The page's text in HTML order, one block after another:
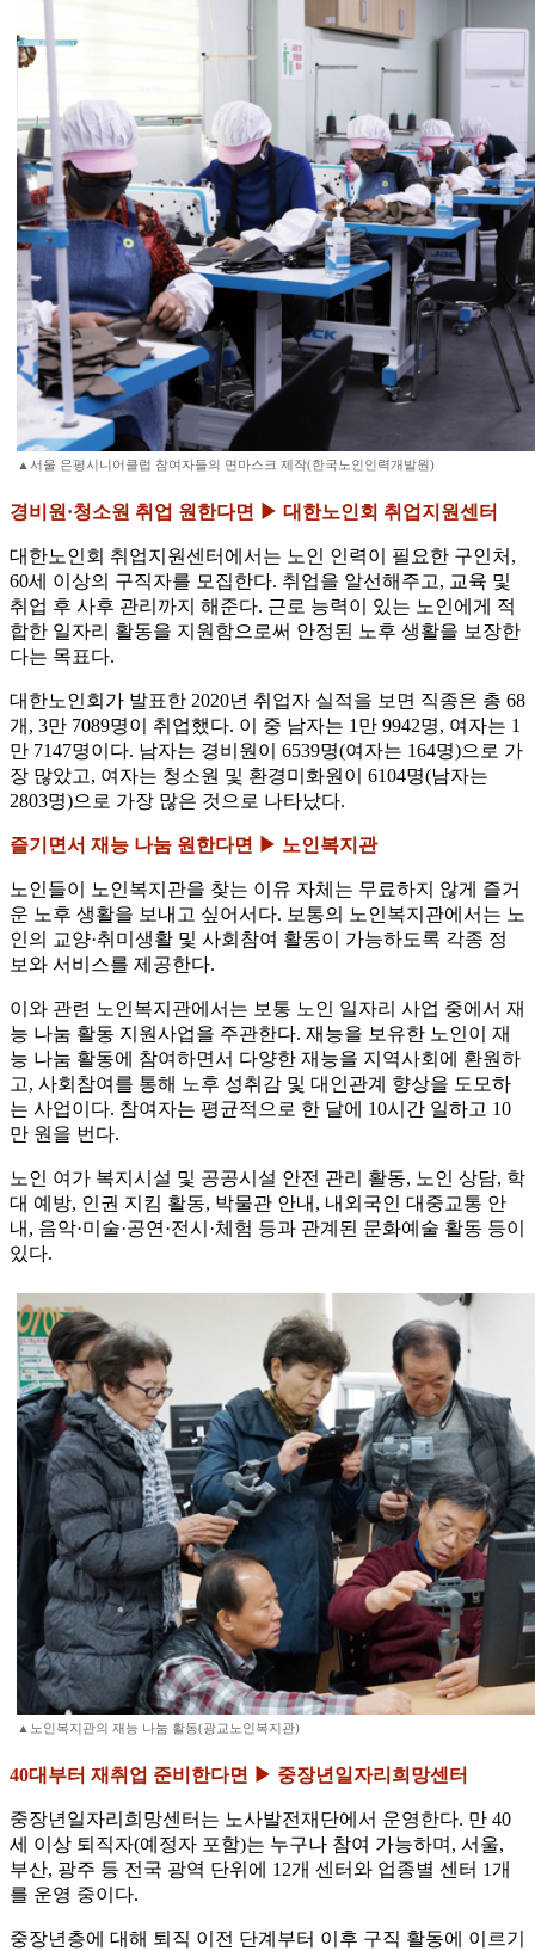
▲서울 은평시니어클럽 참여자들의 면마스크 제작(한국노인인력개발원)
경비원·청소원 취업 원한다면 ▶ 대한노인회 취업지원센터
대한노인회 취업지원센터에서는 노인 인력이 필요한 구인처,
60세 이상의 구직자를 모집한다. 취업을 알선해주고, 교육 및
취업 후 사후 관리까지 해준다. 근로 능력이 있는 노인에게 적
합한 일자리 활동을 지원함으로써 안정된 노후 생활을 보장한
다는 목표다.
대한노인회가 발표한 2020년 취업자 실적을 보면 직종은 총 68
개, 3만 7089명이 취업했다. 이 중 남자는 1만 9942명, 여자는 1
만 7147명이다. 남자는 경비원이 6539명(여자는 164명)으로 가
장 많았고, 여자는 청소원 및 환경미화원이 6104명(남자는
2803명)으로 가장 많은 것으로 나타났다.
즐기면서 재능 나눔 원한다면 ▶ 노인복지관
노인들이 노인복지관을 찾는 이유 자체는 무료하지 않게 즐거
운 노후 생활을 보내고 싶어서다. 보통의 노인복지관에서는 노
인의 교양·취미생활 및 사회참여 활동이 가능하도록 각종 정
보와 서비스를 제공한다.
이와 관련 노인복지관에서는 보통 노인 일자리 사업 중에서 재
능 나눔 활동 지원사업을 주관한다. 재능을 보유한 노인이 재
능 나눔 활동에 참여하면서 다양한 재능을 지역사회에 환원하
고, 사회참여를 통해 노후 성취감 및 대인관계 향상을 도모하
는 사업이다. 참여자는 평균적으로 한 달에 10시간 일하고 10
만 원을 번다.
노인 여가 복지시설 및 공공시설 안전 관리 활동, 노인 상담, 학
대 예방, 인권 지킴 활동, 박물관 안내, 내외국인 대중교통 안
내, 음악·미술·공연·전시·체험 등과 관계된 문화예술 활동 등이
있다.
▲노인복지관의 재능 나눔 활동(광교노인복지관)
40대부터 재취업 준비한다면 ▶ 중장년일자리희망센터
중장년일자리희망센터는 노사발전재단에서 운영한다. 만 40
세 이상 퇴직자(예정자 포함)는 누구나 참여 가능하며, 서울,
부산, 광주 등 전국 광역 단위에 12개 센터와 업종별 센터 1개
를 운영 중이다.
중장년층에 대해 퇴직 이전 단계부터 이후 구직 활동에 이르기